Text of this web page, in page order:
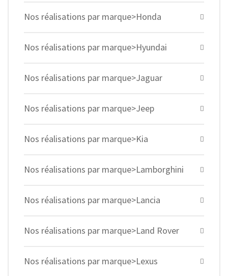
Nos réalisations par marque>Honda
Nos réalisations par marque>Hyundai
Nos réalisations par marque>Jaguar
Nos réalisations par marque>Jeep
Nos réalisations par marque>Kia
Nos réalisations par marque>Lamborghini
Nos réalisations par marque>Lancia
Nos réalisations par marque>Land Rover
Nos réalisations par marque>Lexus